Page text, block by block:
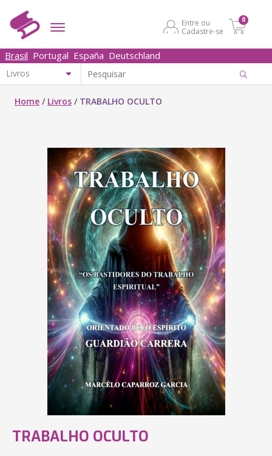
Entre ou
Cadastre-se
0
Brasil Portugal España Deutschland
Home / Livros / TRABALHO OCULTO
TRABALHO OCULTO